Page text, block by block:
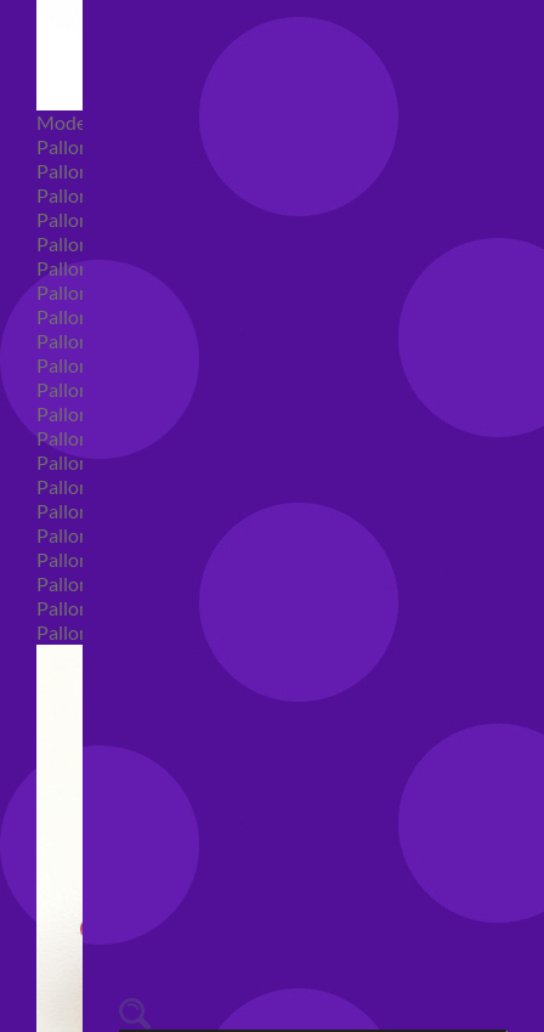
Modellabili
Palloncini mongolfiera in lattice
Palloncini Mini Shape
Palloncini Shape
Palloncini nascita shape
Palloncini Battesimo shape
Palloncini Altre Ricorrenze Shape
Palloncini primo compleanno shape
Palloncini Animali Shape
Palloncini Personaggi shape
Palloncini comunione shape
Palloncini Cresima shape
Palloncini laurea shape
Palloncini compleanno shape
Palloncini 18 anni shape
Palloncini 30 anni shape
Palloncini 40 anni shape
Palloncini 50 anni shape
Palloncini 60/70/80/90/100 anni shape
Palloncini Matrimonio shape
Palloncini Anniversario shape
Palloncini generici shape